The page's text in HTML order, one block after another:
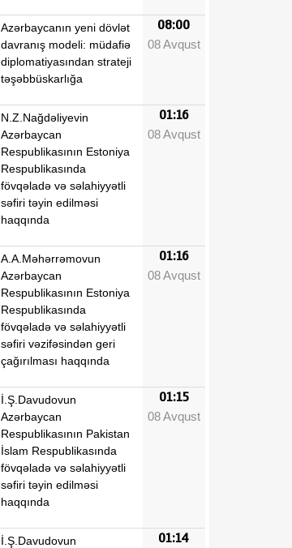
Azərbaycanın yeni dövlət
davranış modeli: müdafiə
diplomatiyasından strateji
təşəbbüskarlığa
08:00
08 Avqust
N.Z.Nağdəliyevin
Azərbaycan
Respublikasının Estoniya
Respublikasında
fövqəladə və səlahiyyətli
səfiri təyin edilməsi
haqqında
01:16
08 Avqust
A.A.Məhərrəmovun
Azərbaycan
Respublikasının Estoniya
Respublikasında
fövqəladə və səlahiyyətli
səfiri vəzifəsindən geri
çağırılması haqqında
01:16
08 Avqust
İ.Ş.Davudovun
Azərbaycan
Respublikasının Pakistan
İslam Respublikasında
fövqəladə və səlahiyyətli
səfiri təyin edilməsi
haqqında
01:15
08 Avqust
İ.Ş.Davudovun
01:14